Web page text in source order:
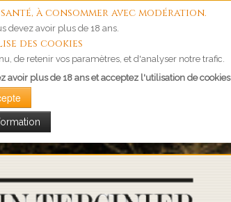
à consommer avec modération.
devez avoir plus de 18 ans.
des cookies
de retenir vos paramètres, et d'analyser notre trafic.
avoir plus de 18 ans et acceptez l'utilisation de cookies